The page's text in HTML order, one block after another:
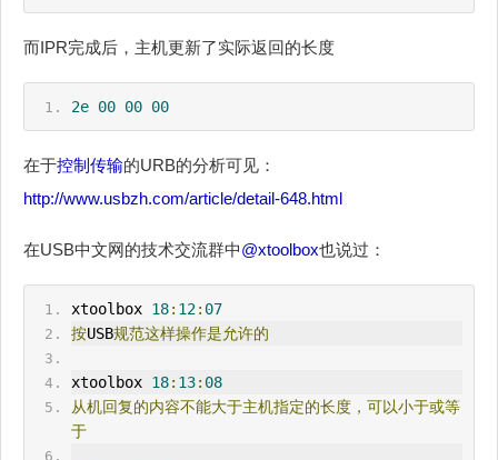
而IPR完成后，主机更新了实际返回的长度
2e 00 00 00
在于控制传输的URB的分析可见：
http://www.usbzh.com/article/detail-648.html
在USB中文网的技术交流群中@xtoolbox也说过：
xtoolbox 18: 12: 07
按USB规范这样操作是允许的
xtoolbox 18: 13: 08
从机回复的内容不能大于主机指定的长度，可以小于或等
于